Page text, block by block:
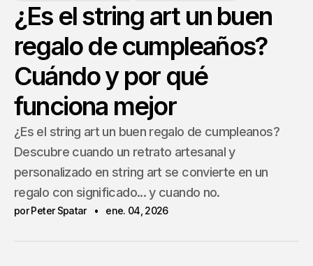
¿Es el string art un buen
regalo de cumpleaños?
Cuándo y por qué
funciona mejor
¿Es el string art un buen regalo de cumpleanos?
Descubre cuando un retrato artesanal y
personalizado en string art se convierte en un
regalo con significado... y cuando no.
por Peter Spatar ene. 04, 2026